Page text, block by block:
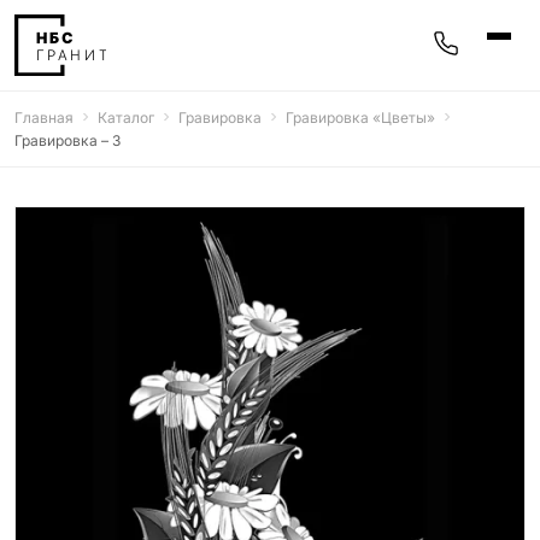
Памятники
Мемориальные комплексы
5 моделей
Надгробные плиты
30 моделей
Благоустройство
42 модели
Главная Каталог Гравировка
Гравировка «‎Цветы»‎
Гравировка – 3